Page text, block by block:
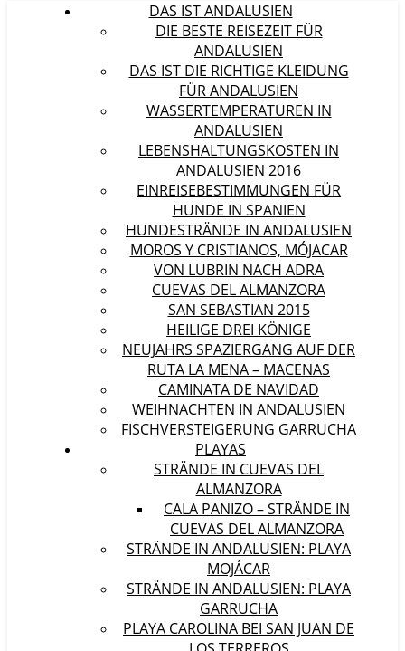
DAS IST ANDALUSIEN
DIE BESTE REISEZEIT FÜR
ANDALUSIEN
DAS IST DIE RICHTIGE KLEIDUNG
FÜR ANDALUSIEN
WASSERTEMPERATUREN IN
ANDALUSIEN
LEBENSHALTUNGSKOSTEN IN
ANDALUSIEN 2016
EINREISEBESTIMMUNGEN FÜR
HUNDE IN SPANIEN
HUNDESTRÄNDE IN ANDALUSIEN
MOROS Y CRISTIANOS, MÓJACAR
VON LUBRIN NACH ADRA
CUEVAS DEL ALMANZORA
SAN SEBASTIAN 2015
HEILIGE DREI KÖNIGE
NEUJAHRS SPAZIERGANG AUF DER
RUTA LA MENA – MACENAS
CAMINATA DE NAVIDAD
WEIHNACHTEN IN ANDALUSIEN
FISCHVERSTEIGERUNG GARRUCHA
PLAYAS
STRÄNDE IN CUEVAS DEL
ALMANZORA
CALA PANIZO – STRÄNDE IN
CUEVAS DEL ALMANZORA
STRÄNDE IN ANDALUSIEN: PLAYA
MOJÁCAR
STRÄNDE IN ANDALUSIEN: PLAYA
GARRUCHA
PLAYA CAROLINA BEI SAN JUAN DE